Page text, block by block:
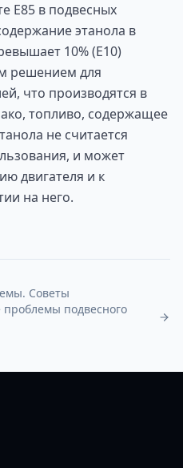
Е85 в подвесных
этанола в
10% (Е10)
решением для
что производятся в
топливо, содержащее
не считается
и может
двигателя и к
на него.
Советы
проблемы подвесного